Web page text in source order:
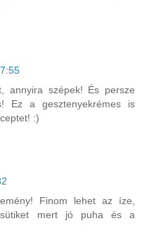
annyira szépek! És persze
Ez a gesztenyekrémes is
:)
Finom lehet az íze,
mert jó puha és a